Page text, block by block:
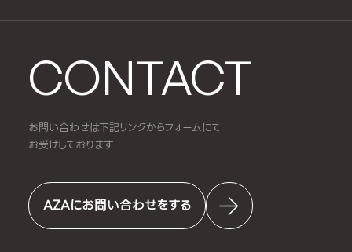
CONTACT
お問い合わせは下記リンクからフォームにて
お受けしております
AZAにお問い合わせをする